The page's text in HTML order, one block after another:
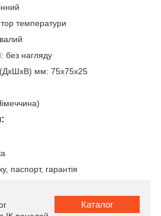
температури
без нагляду
(ДхШхВ) мм: 75х75х25
паспорт, гарантія
Каталог